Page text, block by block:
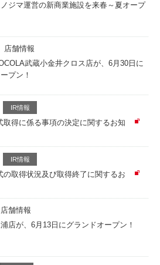
ジマ運営の新商業施設を来春～夏オープ
店舗情報
武蔵小金井クロス店が、6月30日に
プン！
IR情報
取得に係る事項の決定に関するお知
IR情報
の取得状況及び取得終了に関するお
店舗情報
店が、6月13日にグランドオープン！